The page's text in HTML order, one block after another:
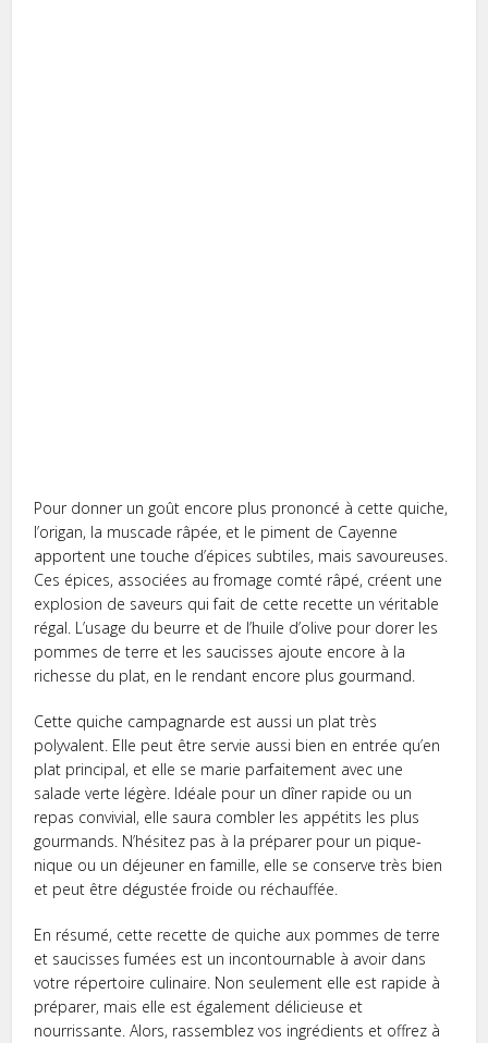
Pour donner un goût encore plus prononcé à cette quiche,
l’origan, la muscade râpée, et le piment de Cayenne
apportent une touche d’épices subtiles, mais savoureuses.
Ces épices, associées au fromage comté râpé, créent une
explosion de saveurs qui fait de cette recette un véritable
régal. L’usage du beurre et de l’huile d’olive pour dorer les
pommes de terre et les saucisses ajoute encore à la
richesse du plat, en le rendant encore plus gourmand.
Cette quiche campagnarde est aussi un plat très
polyvalent. Elle peut être servie aussi bien en entrée qu’en
plat principal, et elle se marie parfaitement avec une
salade verte légère. Idéale pour un dîner rapide ou un
repas convivial, elle saura combler les appétits les plus
gourmands. N’hésitez pas à la préparer pour un pique-
nique ou un déjeuner en famille, elle se conserve très bien
et peut être dégustée froide ou réchauffée.
En résumé, cette recette de quiche aux pommes de terre
et saucisses fumées est un incontournable à avoir dans
votre répertoire culinaire. Non seulement elle est rapide à
préparer, mais elle est également délicieuse et
nourrissante. Alors, rassemblez vos ingrédients et offrez à